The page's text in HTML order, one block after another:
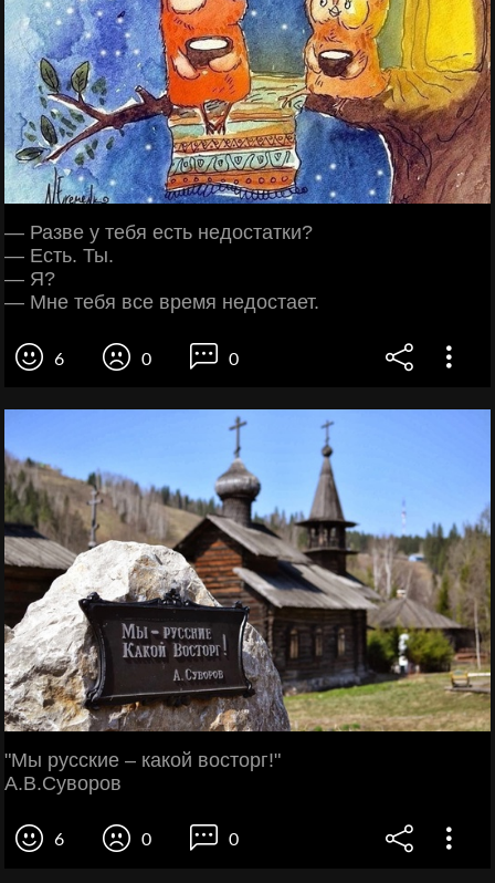
— Разве у тебя есть недостатки?
— Есть. Ты.
— Я?
— Мне тебя все время недостает.
6 0 0
"Мы русские – какой восторг!"
А.В.Суворов
6 0 0